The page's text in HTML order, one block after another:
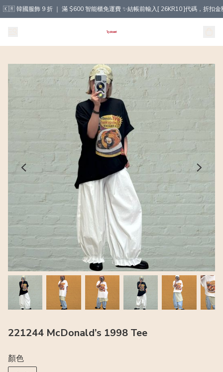
🇰🇷 韓國服飾 9 折 ｜ 滿 $600 智能櫃免運費 ✨結帳前輸入[ 26KR10 ]代碼，折扣金
221244 McDonald’s 1998 Tee
顏色